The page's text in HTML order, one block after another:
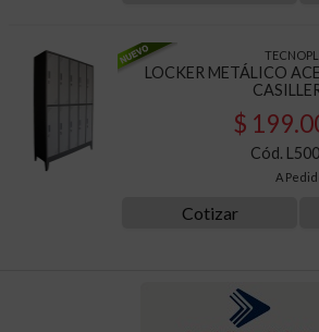
LOCKER METÁLICO
$
Cód.
A
Cotizar